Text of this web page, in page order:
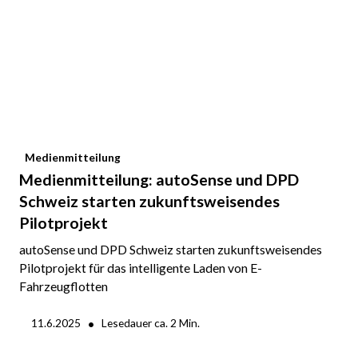
Medienmitteilung
Medienmitteilung: autoSense und DPD
Schweiz starten zukunftsweisendes
Pilotprojekt
autoSense und DPD Schweiz starten zukunftsweisendes
Pilotprojekt für das intelligente Laden von E-
Fahrzeugflotten
11.6.2025 • Lesedauer ca. 2 Min.